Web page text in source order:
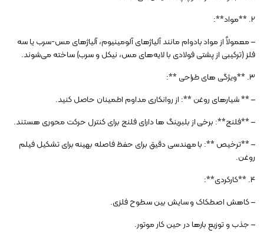
2. **مواد**:
– معمولاً از مواد بادوام مانند آلیاژهای آلومینیوم، آلیاژهای مس-سرب یا سه
فلز (ترکیبی از پشتی فولادی با لایه‌های مس، نیکل و سرب) ساخته می‌شوند.
3. **ویژگی های طراحی **:
– ** شیارهای روغن **: از روانکاری مداوم اطمینان حاصل کنید.
– **فلنج**: برخی از بلبرینگ ها دارای فلنج برای کنترل حرکت محوری هستند.
– **ترخیص **: با مهندسی دقیق برای حفظ فاصله بهینه برای تشکیل فیلم
روغن.
4. **کارکردی**:
– کاهش اصطکاک و سایش بین سطوح فلزی.
– جذب و توزیع بارها در حین کار موتور.